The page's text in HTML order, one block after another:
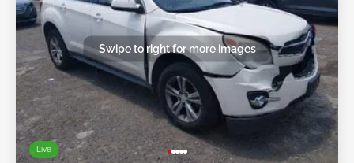
Live
Swipe to right for more images